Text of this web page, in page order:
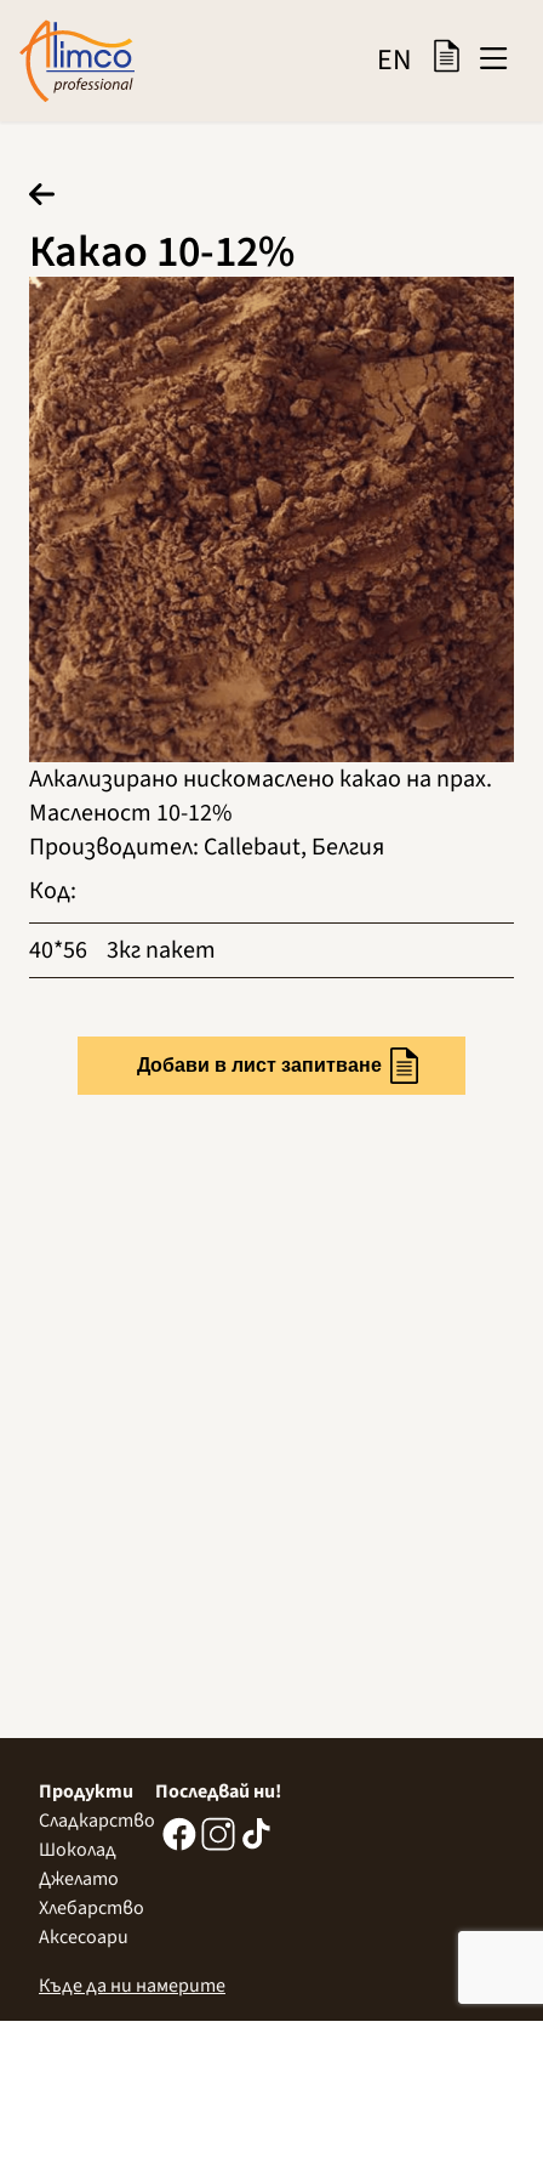
EN
Какао 10-12%
Алкализирано нискомаслено какао на прах.
Масленост 10-12%
Производител: Callebaut, Белгия
Код:
40*56 3кг пакет
Добави в лист запитване
Продукти
Сладкарство
Шоколад
Джелато
Хлебарство
Аксесоари
Последвай ни!
Къде да ни намерите